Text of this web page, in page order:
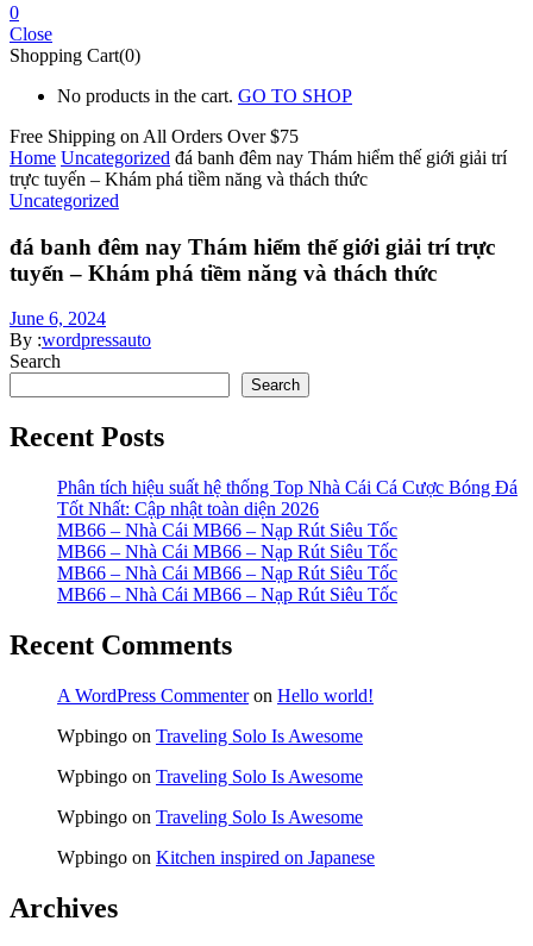
0
Close
Shopping Cart(0)
No products in the cart. GO TO SHOP
Free Shipping on All Orders Over $75
Home Uncategorized đá banh đêm nay Thám hiểm thế giới giải trí
trực tuyến – Khám phá tiềm năng và thách thức
Uncategorized
đá banh đêm nay Thám hiểm thế giới giải trí trực
tuyến – Khám phá tiềm năng và thách thức
June 6, 2024
By :wordpressauto
Search
Search
Recent Posts
Phân tích hiệu suất hệ thống Top Nhà Cái Cá Cược Bóng Đá
Tốt Nhất: Cập nhật toàn diện 2026
MB66 – Nhà Cái MB66 – Nạp Rút Siêu Tốc
MB66 – Nhà Cái MB66 – Nạp Rút Siêu Tốc
MB66 – Nhà Cái MB66 – Nạp Rút Siêu Tốc
MB66 – Nhà Cái MB66 – Nạp Rút Siêu Tốc
Recent Comments
A WordPress Commenteron Hello world!
Wpbingo on Traveling Solo Is Awesome
Wpbingo on Traveling Solo Is Awesome
Wpbingo on Traveling Solo Is Awesome
Wpbingo on Kitchen inspired on Japanese
Archives